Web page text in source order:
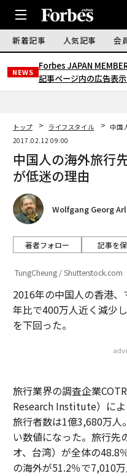
新着記事 人気記事 会
NEWS
Forbes JAPAN
記事ページ内の広告表
トップ ライフスタイル
中国
2017.02.12 09:00
中国人の海外旅行
が低迷の理由
Wolfgang Georg
著者フォロー 記事を
TungCheung / Shutterstock.com
2016年の中国人の香港
年比で400万人近く減少
を下回った。
旅行業界の調査企業
Research Institute）に
旅行者数は1億3,680万人
い数値になった。旅行先
オ、台湾）が全体の48.8
の海外が51.2％で7,010万